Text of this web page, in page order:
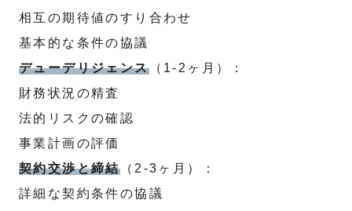
相互の期待値のすり合わせ
基本的な条件の協議
デューデリジェンス（1-2ヶ月）：
財務状況の精査
法的リスクの確認
事業計画の評価
契約交渉と締結（2-3ヶ月）：
詳細な契約条件の協議